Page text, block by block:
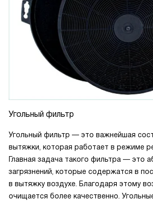
Угольный фильтр
Угольный фильтр — это важнейшая
вытяжки, которая работает в режиме
Главная задача такого фильтра — это
загрязнений, которые содержатся в
в вытяжку воздухе. Благодаря этому
очищается более качественно.